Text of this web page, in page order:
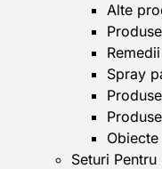
Alte
Spray
Seturi Pentru